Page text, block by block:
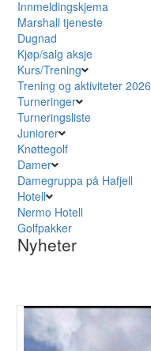
Innmeldingskjema
Marshall tjeneste
Dugnad
Kjøp/salg aksje
Kurs/Trening
Trening og aktiviteter 2026
Turneringer
Turneringsliste
Juniorer
Knøttegolf
Damer
Damegruppa på Hafjell
Hotell
Nermo Hotell
Golfpakker
Nyheter